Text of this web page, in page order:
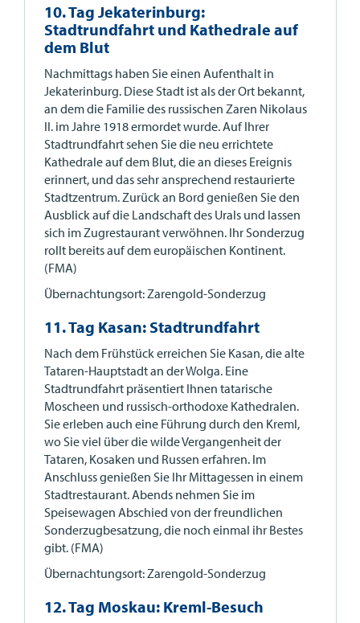
10. Tag Jekaterinburg:
Stadtrundfahrt und Kathedrale auf
dem Blut
Nachmittags haben Sie einen Aufenthalt in
Jekaterinburg. Diese Stadt ist als der Ort bekannt,
an dem die Familie des russischen Zaren Nikolaus
II. im Jahre 1918 ermordet wurde. Auf Ihrer
Stadtrundfahrt sehen Sie die neu errichtete
Kathedrale auf dem Blut, die an dieses Ereignis
erinnert, und das sehr ansprechend restaurierte
Stadtzentrum. Zurück an Bord genießen Sie den
Ausblick auf die Landschaft des Urals und lassen
sich im Zugrestaurant verwöhnen. Ihr Sonderzug
rollt bereits auf dem europäischen Kontinent.
(FMA)
Übernachtungsort: Zarengold-Sonderzug
11. Tag Kasan: Stadtrundfahrt
Nach dem Frühstück erreichen Sie Kasan, die alte
Tataren-Hauptstadt an der Wolga. Eine
Stadtrundfahrt präsentiert Ihnen tatarische
Moscheen und russisch-orthodoxe Kathedralen.
Sie erleben auch eine Führung durch den Kreml,
wo Sie viel über die wilde Vergangenheit der
Tataren, Kosaken und Russen erfahren. Im
Anschluss genießen Sie Ihr Mittagessen in einem
Stadtrestaurant. Abends nehmen Sie im
Speisewagen Abschied von der freundlichen
Sonderzugbesatzung, die noch einmal ihr Bestes
gibt. (FMA)
Übernachtungsort: Zarengold-Sonderzug
12. Tag Moskau: Kreml-Besuch